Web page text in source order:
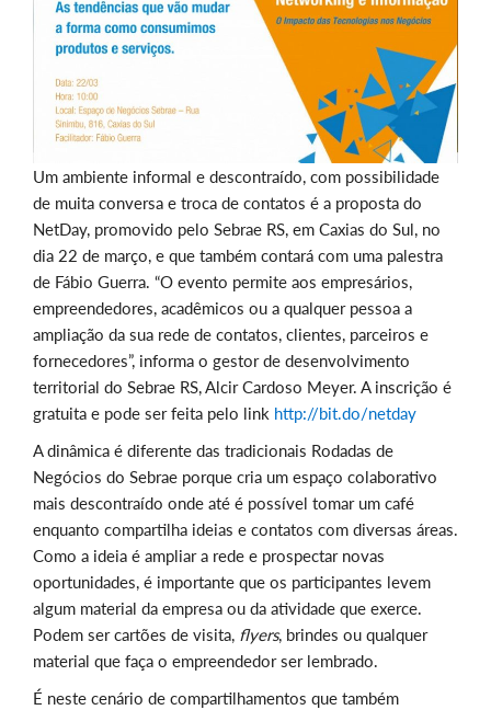
Um ambiente informal e descontraído, com possibilidade
de muita conversa e troca de contatos é a proposta do
NetDay, promovido pelo Sebrae RS, em Caxias do Sul, no
dia 22 de março, e que também contará com uma palestra
de Fábio Guerra. “O evento permite aos empresários,
empreendedores, acadêmicos ou a qualquer pessoa a
ampliação da sua rede de contatos, clientes, parceiros e
fornecedores”, informa o gestor de desenvolvimento
territorial do Sebrae RS, Alcir Cardoso Meyer. A inscrição é
gratuita e pode ser feita pelo link http://bit.do/netday
A dinâmica é diferente das tradicionais Rodadas de
Negócios do Sebrae porque cria um espaço colaborativo
mais descontraído onde até é possível tomar um café
enquanto compartilha ideias e contatos com diversas áreas.
Como a ideia é ampliar a rede e prospectar novas
oportunidades, é importante que os participantes levem
algum material da empresa ou da atividade que exerce.
Podem ser cartões de visita, flyers, brindes ou qualquer
material que faça o empreendedor ser lembrado.
É neste cenário de compartilhamentos que também